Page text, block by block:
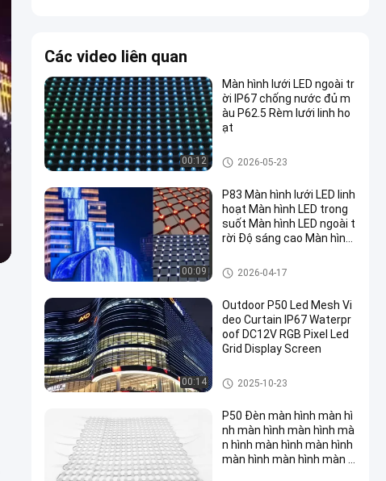
Các video liên quan
00:12
Màn hình lưới LED ngoài tr
ời IP67 chống nước đủ m
àu P62.5 Rèm lưới linh ho
ạt
Màn hình lưới LED
2026-05-23
00:09
P83 Màn hình lưới LED linh
hoạt Màn hình LED trong
suốt Màn hình LED ngoài t
rời Độ sáng cao Màn hình
tòa nhà Mặt tiền Truyền t
hông Bức tường Bức tran
Màn hình lưới LED
2026-04-17
00:14
Outdoor P50 Led Mesh Vi
deo Curtain IP67 Waterpr
oof DC12V RGB Pixel Led
Grid Display Screen
Màn hình lưới LED
2025-10-23
P50 Đèn màn hình màn hì
nh màn hình màn hình mà
n hình màn hình màn hình
màn hình màn hình màn h